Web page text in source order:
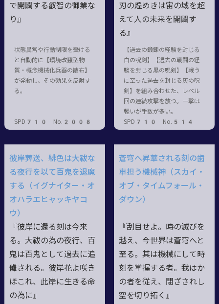
で開闢する叡智の御業な
り』
状態異常や行動制限を受ける
と自動的に【環境改竄型物
質・概念機械化兵器の散布】
が発動し、その効果を反射す
る。
SPD710 No.2008
刃の煌めきは宙の域を超
えて人の未来を開闢す
る』
【過去の鍛錬の経験を封じる
白の呪剣】【過去の戦闘の経
験を封じる黒の呪剣】【戦う
に至った過去を封じる灰の呪
剣】を組み合わせた、レベル
回の連続攻撃を放つ。一撃は
軽いが手数が多い。
SPD710 No.514
彼岸葬送、緋色は大祓な
る夜行を以て百鬼を退魔
する（イグナイター・オ
オハラエヒャッキヤコ
ウ）
『彼岸に還る刻は今来
る。大祓の為の夜行、百
鬼は百鬼として過去に追
儺される。彼岸花よ咲き
ほこれ、此岸に生きる命
の為に』
蒼穹へ昇華される刻の歯
車担う機械神（スカイ・
オブ・タイムフォール・
ダウン）
『刮目せよ。時の滅びを
越え、今世界は蒼穹へと
至る。其は機械にして時
刻を掌握する者。我はか
の者を従え、閉ざされし
空を切り拓く』